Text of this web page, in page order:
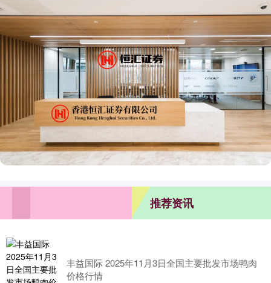
推荐资讯
丰益国际 2025年11月3日全国主要批发市场鸭肉
价格行情